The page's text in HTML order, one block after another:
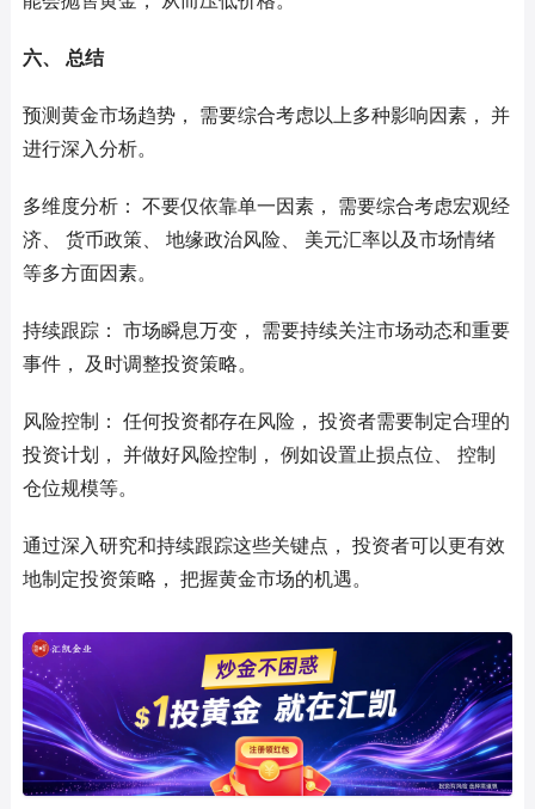
六、 总结
预测黄金市场趋势， 需要综合考虑以上多种影响因素， 并
进行深入分析。
多维度分析： 不要仅依靠单一因素， 需要综合考虑宏观经
济、 货币政策、 地缘政治风险、 美元汇率以及市场情绪
等多方面因素。
持续跟踪： 市场瞬息万变， 需要持续关注市场动态和重要
事件， 及时调整投资策略。
风险控制： 任何投资都存在风险， 投资者需要制定合理的
投资计划， 并做好风险控制， 例如设置止损点位、 控制
仓位规模等。
通过深入研究和持续跟踪这些关键点， 投资者可以更有效
地制定投资策略， 把握黄金市场的机遇。